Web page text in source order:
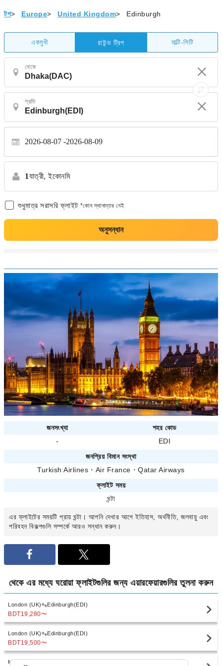
টপ> Europe> United Kingdom> Edinburgh
একমুখী রাউন্ড ট্রিপ মাল্টি-সিটি
থেকে
প্রতি
2026-08-07 2026-08-09
1যাত্রী, ইকোনমি
শুধুমাত্র সরাসরি ফ্লাইট *কোন স্থানান্তর নেই
অনুসন্ধান
জনসংখ্যা
শহর কোড
-
EDI
জনপ্রিয় বিমান সংস্থা
Turkish Airlines ・ Air France ・Qatar Airways
ফ্লাইট সময়
ঘন্টা
এর ফ্লাইটের সময়টি প্রায় ঘন্টা। আপনি দেখার আগে ইতিহাস, অর্থনীতি, জলবায়ু এবং
পরিবহন বিকল্পগুলি সম্পর্কে আরও সন্ধান করুন।
থেকে এর মধ্যে ঘরোয়া ফ্লাইটগুলির জন্য এয়ারফেয়ারগুলির তুলনা করুন
London (UK) Edinburgh(EDI)
BDT19,280〜
London (UK) Edinburgh(EDI)
BDT19,500〜
Manchester (UK)